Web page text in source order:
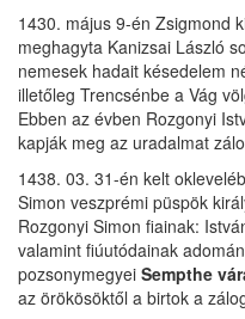
1430. május 9-én Zsigmond
meghagyta Kanizsai László
nemesek hadait késedelem
illetőleg Trencsénbe a Vág
Ebben az évben Rozgonyi
kapják meg az uradalmat
1438. 03. 31-én kelt
Simon veszprémi püspök
Rozgonyi Simon fiainak:
valamint fiúutódainak
pozsonymegyei Sempthe
az örökösöktől a birtok a